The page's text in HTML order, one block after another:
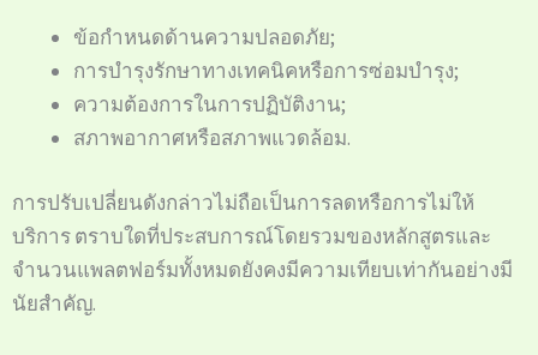
ข้อกำหนดด้านความปลอดภัย;
การบำรุงรักษาทางเทคนิคหรือการซ่อมบำรุง;
ความต้องการในการปฏิบัติงาน;
สภาพอากาศหรือสภาพแวดล้อม.
การปรับเปลี่ยนดังกล่าวไม่ถือเป็นการลดหรือการไม่ให้
บริการ ตราบใดที่ประสบการณ์โดยรวมของหลักสูตรและ
จำนวนแพลตฟอร์มทั้งหมดยังคงมีความเทียบเท่ากันอย่างมี
นัยสำคัญ.